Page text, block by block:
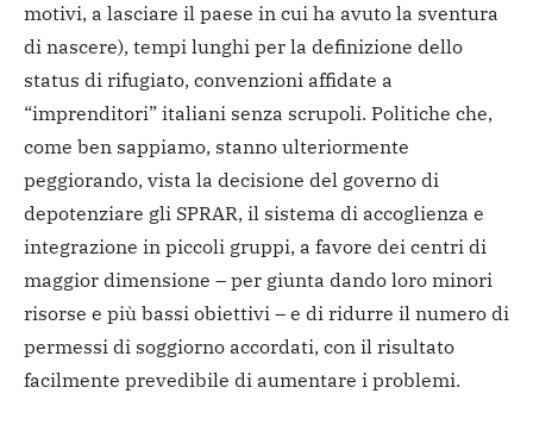
motivi, a lasciare il paese in cui ha avuto la sventura
di nascere), tempi lunghi per la definizione dello
status di rifugiato, convenzioni affidate a
“imprenditori” italiani senza scrupoli. Politiche che,
come ben sappiamo, stanno ulteriormente
peggiorando, vista la decisione del governo di
depotenziare gli SPRAR, il sistema di accoglienza e
integrazione in piccoli gruppi, a favore dei centri di
maggior dimensione – per giunta dando loro minori
risorse e più bassi obiettivi – e di ridurre il numero di
permessi di soggiorno accordati, con il risultato
facilmente prevedibile di aumentare i problemi.